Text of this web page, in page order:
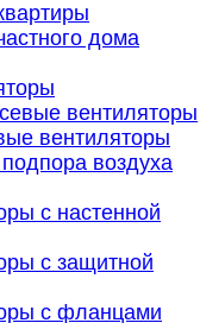
дома
вентиляторы
вентиляторы
воздуха
с настенной
с защитной
с фланцами